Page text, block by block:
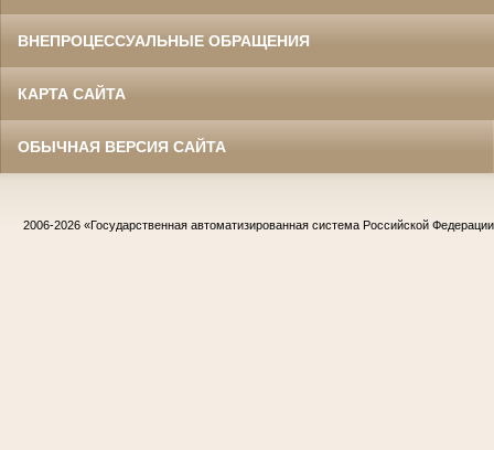
ВНЕПРОЦЕССУАЛЬНЫЕ ОБРАЩЕНИЯ
КАРТА САЙТА
ОБЫЧНАЯ ВЕРСИЯ САЙТА
2006-2026 «Государственная автоматизированная система Российской